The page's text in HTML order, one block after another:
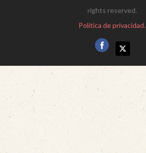
rights reserved.
Política de privacidad.